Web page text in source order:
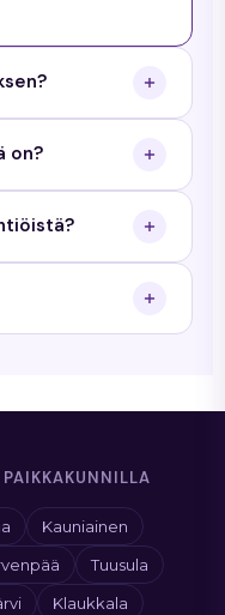
on?
tiilikaton
yli 350 kohteesta
Kauniainen
Tuusula
Klaukkala